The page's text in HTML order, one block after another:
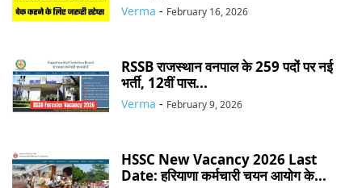
Verma - February 16, 2026
RSSB राजस्थान वनपाल के 259 पदों पर नई
भर्ती, 12वीं पास...
Verma - February 9, 2026
HSSC New Vacancy 2026 Last
Date: हरियाणा कर्मचारी चयन आयोग के...